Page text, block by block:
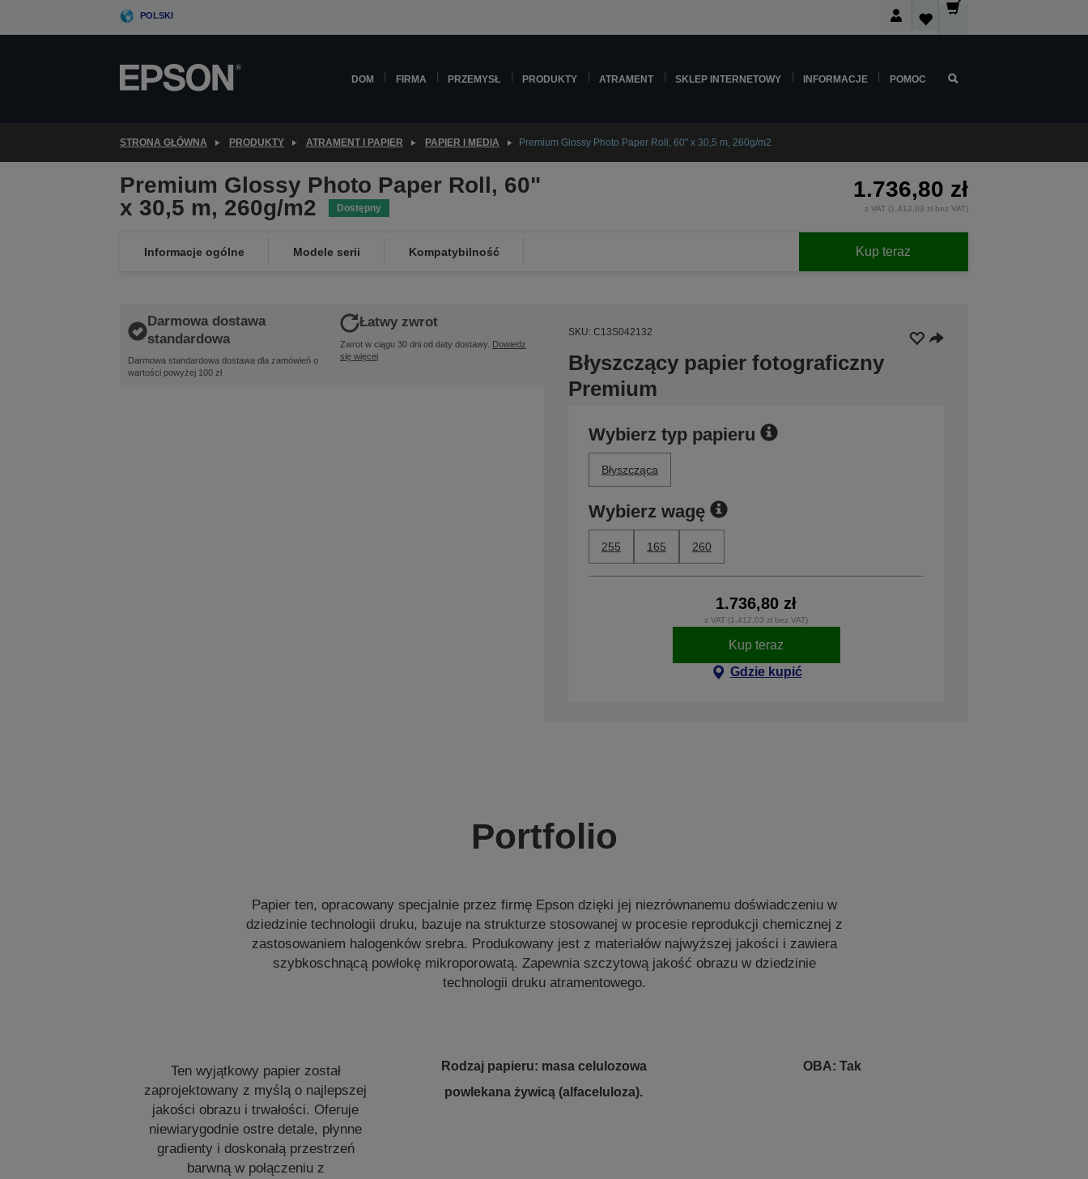
POLSKI
DOM FIRMA PRZEMYSŁ PRODUKTY ATRAMENT SKLEP INTERNETOWY INFORMACJE POMOC
STRONA GŁÓWNA PRODUKTY ATRAMENT I PAPIER PAPIER I MEDIA Premium Glossy Photo Paper Roll, 60" x 30,5 m, 260g/m2
Premium Glossy Photo Paper Roll, 60"
x 30,5 m, 260g/m2
Dostępny
1.736,80 zł
z VAT (1.412,03 zł bez VAT)
Informacje ogólne Modele serii Kompatybilność Kup teraz
Darmowa dostawa
standardowa
Darmowa standardowa dostawa dla zamówień o
wartości powyżej 100 zł
Łatwy zwrot
Zwrot w ciągu 30 dni od daty dostawy. Dowiedz
się więcej
SKU: C13S042132
Błyszczący papier fotograficzny
Premium
Wybierz typ papieru
Błyszcząca
Wybierz wagę
255 165 260
1.736,80 zł
z VAT (1.412,03 zł bez VAT)
Kup teraz
Gdzie kupić
Portfolio
Papier ten, opracowany specjalnie przez firmę Epson dzięki jej niezrównanemu doświadczeniu w
dziedzinie technologii druku, bazuje na strukturze stosowanej w procesie reprodukcji chemicznej z
zastosowaniem halogenków srebra. Produkowany jest z materiałów najwyższej jakości i zawiera
szybkoschnącą powłokę mikroporowatą. Zapewnia szczytową jakość obrazu w dziedzinie
technologii druku atramentowego.
Ten wyjątkowy papier został
zaprojektowany z myślą o najlepszej
jakości obrazu i trwałości. Oferuje
niewiarygodnie ostre detale, płynne
gradienty i doskonałą przestrzeń
barwną w połączeniu z
Rodzaj papieru: masa celulozowa
powlekana żywicą (alfaceluloza).
OBA: Tak